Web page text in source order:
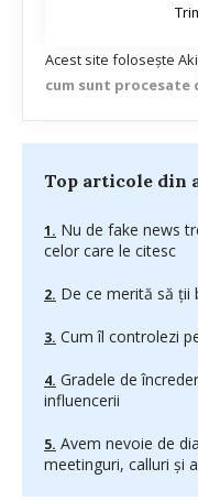
Acest site folosește
cum sunt
Top articole din
Nu de fake news
celor care le citesc
De ce merită să ții
Cum îl controlezi
Gradele de
influencerii
Avem nevoie de
meetinguri, calluri și